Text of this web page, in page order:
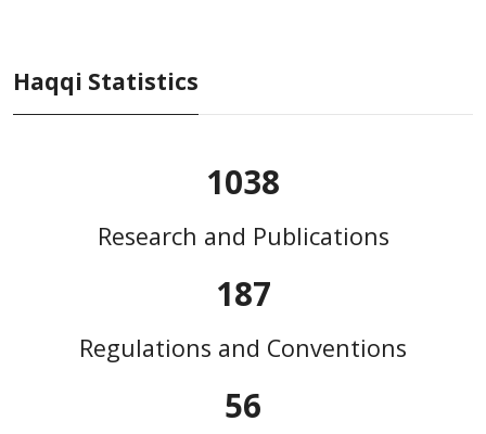
Haqqi Statistics
1038
Research and Publications
187
Regulations and Conventions
56